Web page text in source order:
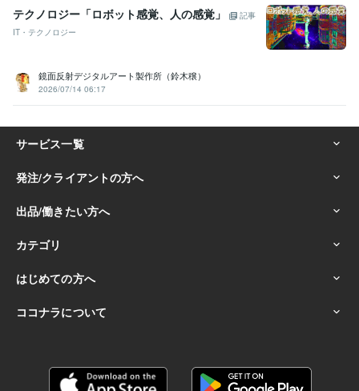
東京都立大学 1989年3月 ~ 1993年2月
ICS カレッジオブアーツ 1990年3月 ~ 1993年2月
英語 日常会話レベル
テクノロジー「ロボット感覚、人の感覚」
記事
IT・テクノロジー
鏡面反射デジタルアート製作所（鈴木穣）
2026/07/14 06:17